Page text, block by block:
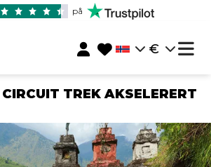
på
€
TREK AKSELERERT